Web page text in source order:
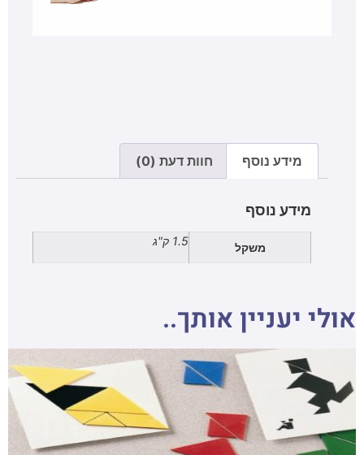
מידע נוסף חוות דעת (0)
מידע נוסף
משקל 1.5 ק"ג
אולי יעניין אותך..